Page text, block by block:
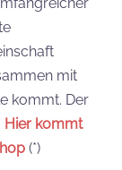
mit
kommt. Der
Hier kommt
(*)